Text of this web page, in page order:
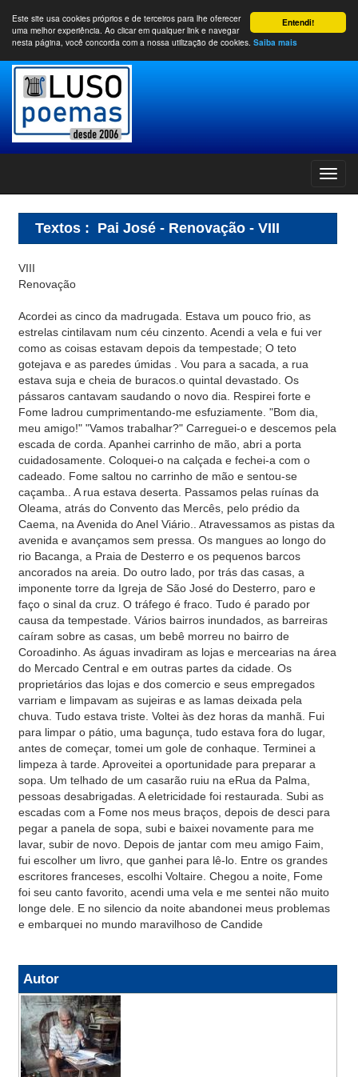
Entendi!
Este site usa cookies próprios e de terceiros para lhe oferecer
uma melhor experiência. Ao clicar em qualquer link e navegar
nesta página, você concorda com a nossa utilização de cookies. Saiba mais
Textos : Pai José - Renovação - VIII
VIII
Renovação
Acordei as cinco da madrugada. Estava um pouco frio, as
estrelas cintilavam num céu cinzento. Acendi a vela e fui ver
como as coisas estavam depois da tempestade; O teto
gotejava e as paredes úmidas . Vou para a sacada, a rua
estava suja e cheia de buracos.o quintal devastado. Os
pássaros cantavam saudando o novo dia. Respirei forte e
Fome ladrou cumprimentando-me esfuziamente. "Bom dia,
meu amigo!" "Vamos trabalhar?" Carreguei-o e descemos pela
escada de corda. Apanhei carrinho de mão, abri a porta
cuidadosamente. Coloquei-o na calçada e fechei-a com o
cadeado. Fome saltou no carrinho de mão e sentou-se
caçamba.. A rua estava deserta. Passamos pelas ruínas da
Oleama, atrás do Convento das Mercês, pelo prédio da
Caema, na Avenida do Anel Viário.. Atravessamos as pistas da
avenida e avançamos sem pressa. Os mangues ao longo do
rio Bacanga, a Praia de Desterro e os pequenos barcos
ancorados na areia. Do outro lado, por trás das casas, a
imponente torre da Igreja de São José do Desterro, paro e
faço o sinal da cruz. O tráfego é fraco. Tudo é parado por
causa da tempestade. Vários bairros inundados, as barreiras
caíram sobre as casas, um bebê morreu no bairro de
Coroadinho. As águas invadiram as lojas e mercearias na área
do Mercado Central e em outras partes da cidade. Os
proprietários das lojas e dos comercio e seus empregados
varriam e limpavam as sujeiras e as lamas deixada pela
chuva. Tudo estava triste. Voltei às dez horas da manhã. Fui
para limpar o pátio, uma bagunça, tudo estava fora do lugar,
antes de começar, tomei um gole de conhaque. Terminei a
limpeza à tarde. Aproveitei a oportunidade para preparar a
sopa. Um telhado de um casarão ruiu na eRua da Palma,
pessoas desabrigadas. A eletricidade foi restaurada. Subi as
escadas com a Fome nos meus braços, depois de desci para
pegar a panela de sopa, subi e baixei novamente para me
lavar, subir de novo. Depois de jantar com meu amigo Faim,
fui escolher um livro, que ganhei para lê-lo. Entre os grandes
escritores franceses, escolhi Voltaire. Chegou a noite, Fome
foi seu canto favorito, acendi uma vela e me sentei não muito
longe dele. E no silencio da noite abandonei meus problemas
e embarquei no mundo maravilhoso de Candide
Autor